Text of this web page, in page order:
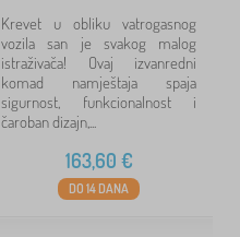
Krevet u obliku vatrogasnog
vozila san je svakog malog
istraživača! Ovaj izvanredni
komad namještaja spaja
sigurnost, funkcionalnost i
čaroban dizajn,...
163,60 €
DO 14 DANA